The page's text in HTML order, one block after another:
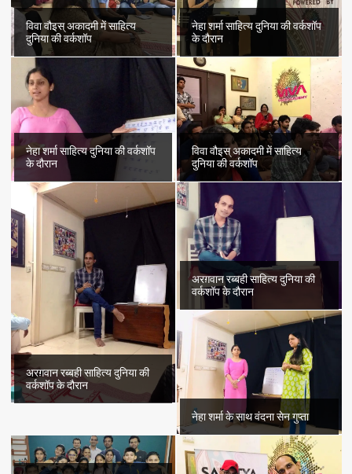
विवा वौइस् अकादमी में साहित्य
दुनिया की वर्कशॉप
नेहा शर्मा साहित्य दुनिया की वर्कशॉप
के दौरान
नेहा शर्मा साहित्य दुनिया की वर्कशॉप
के दौरान
विवा वौइस् अकादमी में साहित्य
दुनिया की वर्कशॉप
अरग़वान रब्बही साहित्य दुनिया की
वर्कशॉप के दौरान
अरग़वान रब्बही साहित्य दुनिया की
वर्कशॉप के दौरान
नेहा शर्मा के साथ वंदना सेन गुप्ता